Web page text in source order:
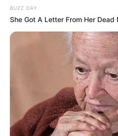
BUZZ DAY
She Got A Letter From Her